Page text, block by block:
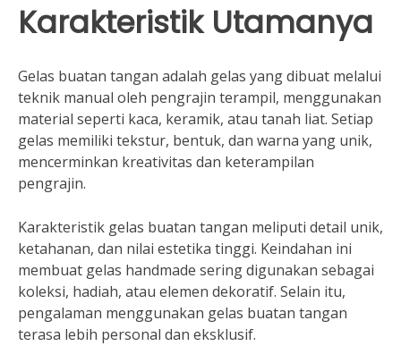
Karakteristik Utamanya
Gelas buatan tangan adalah gelas yang dibuat melalui
teknik manual oleh pengrajin terampil, menggunakan
material seperti kaca, keramik, atau tanah liat. Setiap
gelas memiliki tekstur, bentuk, dan warna yang unik,
mencerminkan kreativitas dan keterampilan
pengrajin.
Karakteristik gelas buatan tangan meliputi detail unik,
ketahanan, dan nilai estetika tinggi. Keindahan ini
membuat gelas handmade sering digunakan sebagai
koleksi, hadiah, atau elemen dekoratif. Selain itu,
pengalaman menggunakan gelas buatan tangan
terasa lebih personal dan eksklusif.